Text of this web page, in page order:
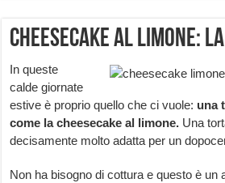
Cheesecake al Limone:
In queste
calde giornate
estive è proprio quello che ci vuole: una
come la cheesecake al limone. Una
decisamente molto adatta per un
Non ha bisogno di cottura e questo è un